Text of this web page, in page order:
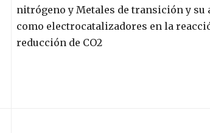
nitrógeno y Metales de transición y su
como electrocatalizadores en la
reducción de CO2